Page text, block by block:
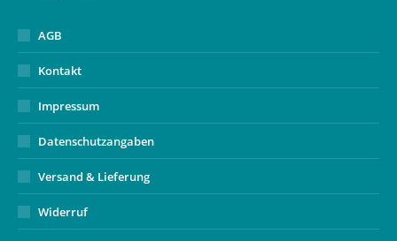
AGB
Kontakt
Impressum
Datenschutzangaben
Versand & Lieferung
Widerruf